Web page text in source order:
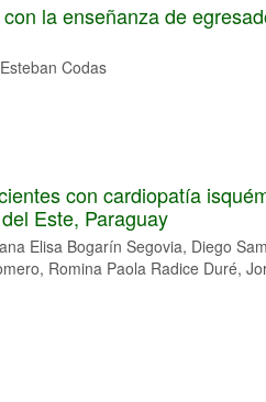
la enseñanza de
Codas
con cardiopatía
Este, Paraguay
Elisa Bogarín Segovia, Diego
Romina Paola Radice Duré,